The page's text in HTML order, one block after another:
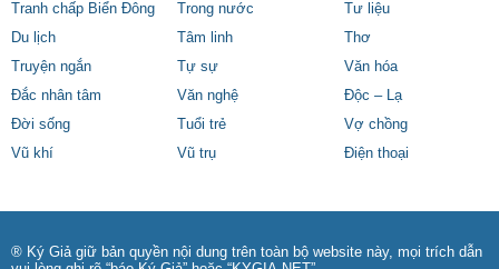
Tranh chấp Biển Đông
Trong nước
Tư liệu
Du lịch
Tâm linh
Thơ
Truyện ngắn
Tự sự
Văn hóa
Đắc nhân tâm
Văn nghệ
Độc – Lạ
Đời sống
Tuổi trẻ
Vợ chồng
Vũ khí
Vũ trụ Điện thoại
® Ký Giả giữ bản quyền nội dung trên toàn bộ website này, mọi trích dẫn